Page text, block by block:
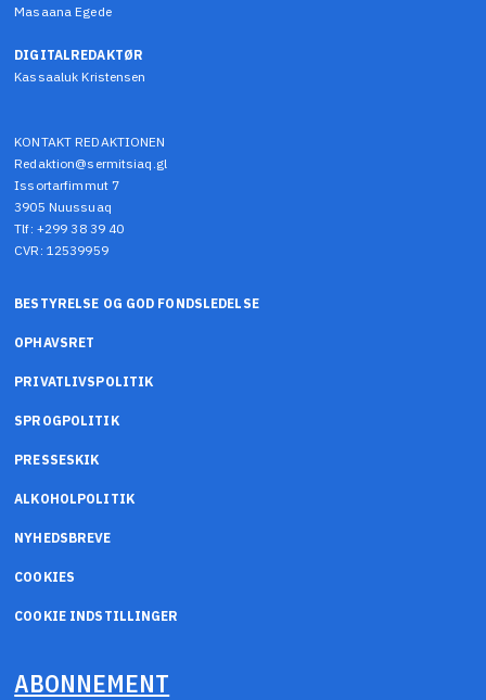
Masaana Egede
DIGITALREDAKTØR
Kassaaluk Kristensen
KONTAKT REDAKTIONEN
Redaktion@sermitsiaq.gl
Issortarfimmut 7
3905 Nuussuaq
Tlf: +299 38 39 40
CVR: 12539959
BESTYRELSE OG GOD FONDSLEDELSE
OPHAVSRET
PRIVATLIVSPOLITIK
SPROGPOLITIK
PRESSESKIK
ALKOHOLPOLITIK
NYHEDSBREVE
COOKIES
COOKIE INDSTILLINGER
ABONNEMENT